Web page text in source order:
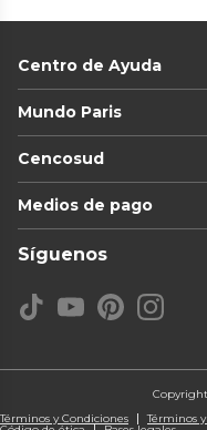
Centro de Ayuda
Mundo Paris
Cencosud
Medios de pago
Síguenos
Términos y Condiciones
Términos